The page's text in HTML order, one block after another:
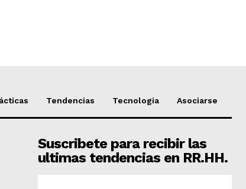
Tendencias Tecnologia Asociarse
Suscribete para recibir las
ultimas tendencias en RR.HH.